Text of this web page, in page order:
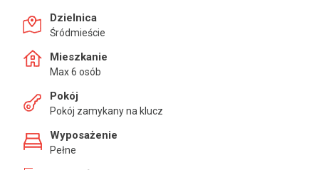
Dzielnica
Śródmieście
Mieszkanie
Max 6 osób
Pokój
Pokój zamykany na klucz
Wyposażenie
Pełne